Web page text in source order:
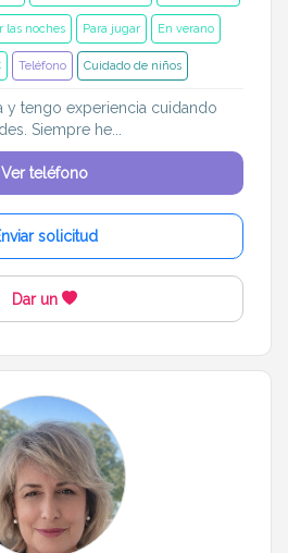
las noches Para jugar En verano
Teléfono Cuidado de niños
y tengo experiencia cuidando
Siempre he...
Ver teléfono
solicitud
Dar un